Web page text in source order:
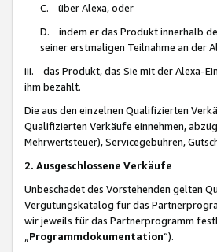
C. über Alexa, oder
D. indem er das Produkt innerhalb
seiner erstmaligen Teilnahme an der
iii. das Produkt, das Sie mit der Alexa-
ihm bezahlt.
Die aus den einzelnen Qualifizierten
Qualifizierten Verkäufe einnehmen,
Mehrwertsteuer), Servicegebühren,
2. Ausgeschlossene Verkäufe
Unbeschadet des Vorstehenden gelten
Vergütungskatalog für das
wir jeweils für das Partnerprogramm
Programmdokumentation“).